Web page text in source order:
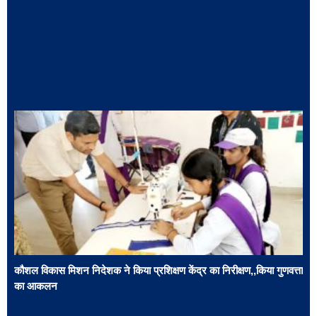
कौशल विकास मिशन निदेशक ने किया प्रशिक्षण केंद्र का निरीक्षण,,किया गुणवत्ता
का आकलन